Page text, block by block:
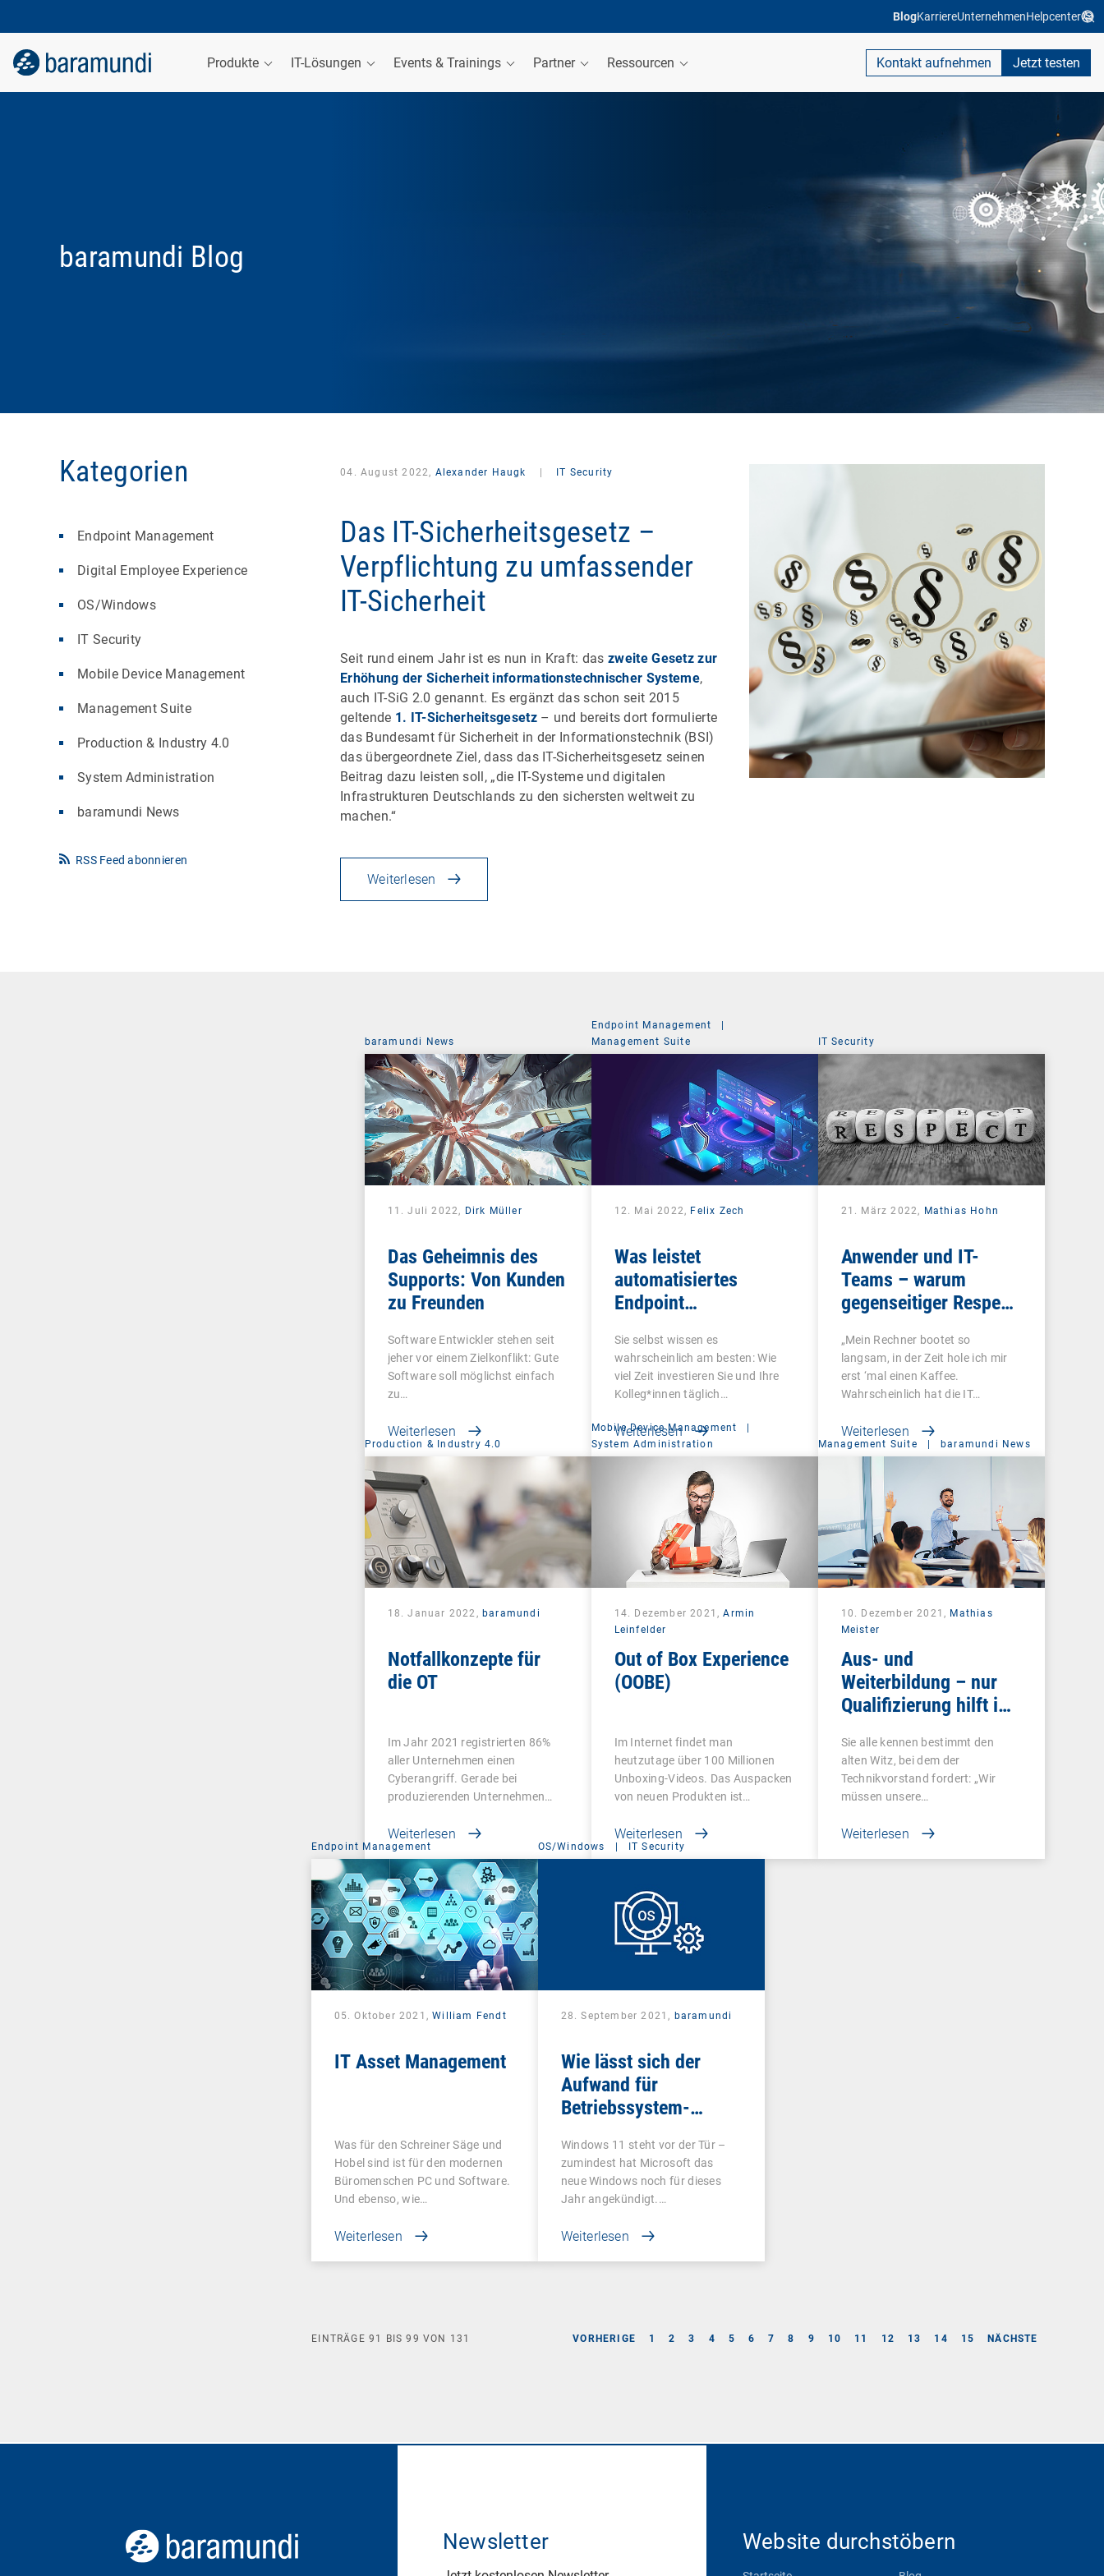
BlogKarriereUnternehmenHelpcenter
Produkte IT-Lösungen Events & Trainings Partner Ressourcen Kontakt aufnehmen Jetzt testen
baramundi Blog
Kategorien
Endpoint Management
Digital Employee Experience
OS/Windows
IT Security
Mobile Device Management
Management Suite
Production & Industry 4.0
System Administration
baramundi News
RSS Feed abonnieren
04. August 2022, Alexander Haugk IT Security
Das IT-Sicherheitsgesetz –
Verpflichtung zu umfassender
IT-Sicherheit
Seit rund einem Jahr ist es nun in Kraft: daszweite Gesetz zur
Erhöhung der Sicherheit informationstechnischer Systeme,
auch IT-SiG 2.0 genannt. Es ergänzt das schon seit 2015
geltende 1. IT-Sicherheitsgesetz– und bereits dort formulierte
das Bundesamt für Sicherheit in der Informationstechnik (BSI)
das übergeordnete Ziel, dass das IT-Sicherheitsgesetz seinen
Beitrag dazu leisten soll, „die IT-Systeme und digitalen
Infrastrukturen Deutschlands zu den sichersten weltweit zu
machen.“
Weiterlesen
baramundi News
11. Juli 2022, Dirk Müller
Das Geheimnis des
Supports: Von Kunden
zu Freunden
Software Entwickler stehen seit
jeher vor einem Zielkonflikt: Gute
Software soll möglichst einfach
zu…
Weiterlesen
Endpoint Management
|
Management Suite
12. Mai 2022, Felix Zech
Was leistet
automatisiertes
Endpoint
Sie selbst wissen es
wahrscheinlich am besten: Wie
viel Zeit investieren Sie und Ihre
Kolleg*innen täglich…
Weiterlesen
IT Security
21. März 2022, Mathias Hohn
Anwender und IT-
Teams – warum
gegenseitiger Respekt
„Mein Rechner bootet so
langsam, in der Zeit hole ich mir
erst ‘mal einen Kaffee.
Wahrscheinlich hat die IT…
Weiterlesen
Production & Industry 4.0
18. Januar 2022, baramundi
Notfallkonzepte für
die OT
Im Jahr 2021 registrierten 86%
aller Unternehmen einen
Cyberangriff. Gerade bei
produzierenden Unternehmen…
Weiterlesen
Mobile Device Management
|
System Administration
14. Dezember 2021,Armin
Leinfelder
Out of Box Experience
(OOBE)
Im Internet findet man
heutzutage über 100 Millionen
Unboxing-Videos. Das Auspacken
von neuen Produkten ist…
Weiterlesen
Management Suite | baramundi News
10. Dezember 2021, Mathias
Meister
Aus- und
Weiterbildung – nur
Qualifizierung hilft im
Sie alle kennen bestimmt den
alten Witz, bei dem der
Technikvorstand fordert: „Wir
müssen unsere…
Weiterlesen
Endpoint Management
05. Oktober 2021,William Fendt
IT Asset Management
Was für den Schreiner Säge und
Hobel sind ist für den modernen
Büromenschen PC und Software.
Und ebenso, wie…
Weiterlesen
OS/Windows | IT Security
28. September 2021, baramundi
Wie lässt sich der
Aufwand für
Betriebssystem-
Windows 11 steht vor der Tür –
zumindest hat Microsoft das
neue Windows noch für dieses
Jahr angekündigt.…
Weiterlesen
VORHERIGE 1 2 3 4 5 6 7 8 9 10 11 12 13 14 15 NÄCHSTE
EINTRÄGE 91 BIS99 VON 131
Newsletter Website durchstöbern